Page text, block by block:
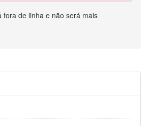
fora de linha e não será mais